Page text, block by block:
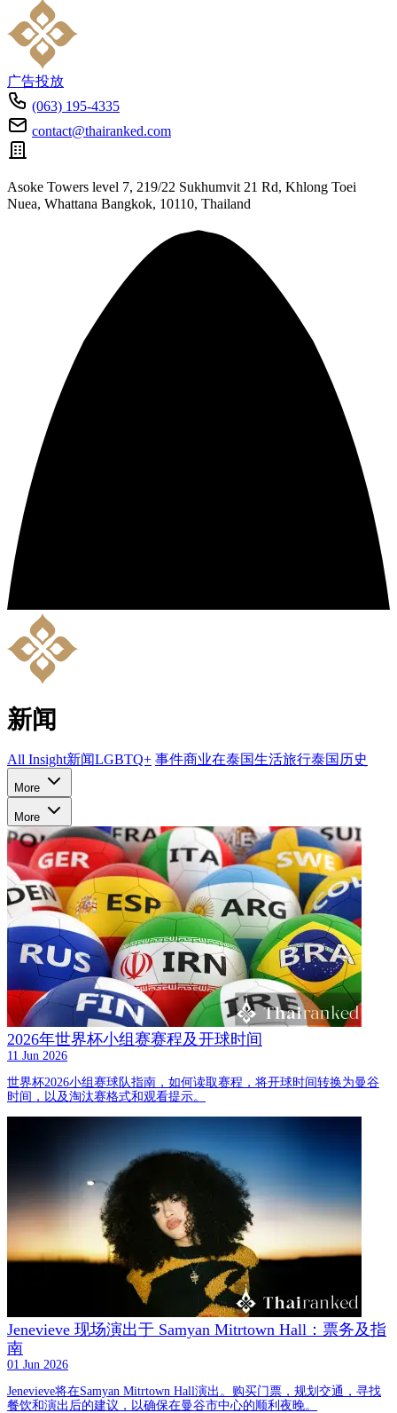
广告投放
(063) 195-4335
contact@thairanked.com
Asoke Towers level 7, 219/22 Sukhumvit 21 Rd, Khlong Toei
Nuea, Whattana Bangkok, 10110, Thailand
新闻
All Insight新闻LGBTQ+ 事件商业在泰国生活旅行泰国历史
More
More
2026年世界杯小组赛赛程及开球时间
11 Jun 2026
世界杯2026小组赛球队指南，如何读取赛程，将开球时间转换为曼谷
时间，以及淘汰赛格式和观看提示。
Jenevieve 现场演出于 Samyan Mitrtown Hall：票务及指
南
01 Jun 2026
Jenevieve将在Samyan Mitrtown Hall演出。购买门票，规划交通，寻找
餐饮和演出后的建议，以确保在曼谷市中心的顺利夜晚。